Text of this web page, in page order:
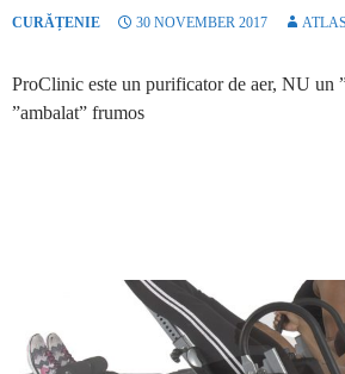
CURĂȚENIE 30 NOVEMBER 2017
ProClinic este un purificator de aer, NU un
”ambalat” frumos